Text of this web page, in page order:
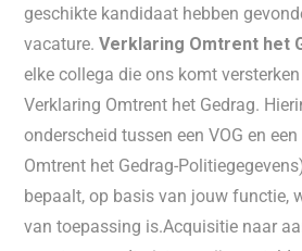
geschikte kandidaat hebben
vacature.Verklaring Omtrent het
elke collega die ons komt
Verklaring Omtrent het Gedrag.
onderscheid tussen een VOG en
Omtrent het Gedrag-
bepaalt, op basis van jouw functie,
van toepassing is.Acquisitie naar